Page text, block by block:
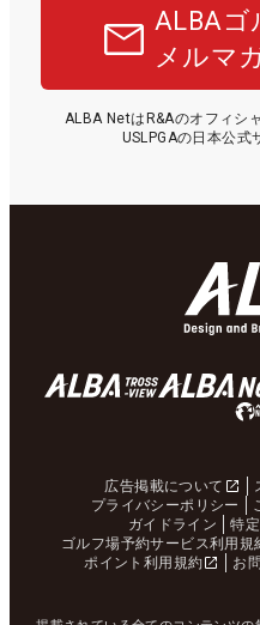
ALBAゴ
メルマ
ALBA NetはR&Aのオフィシ
USLPGAの日本公式
広告掲載について
プライバシーポリシー
ガイドライン
特
ゴルフ場予約サービス利用規
ポイント利用規約
お